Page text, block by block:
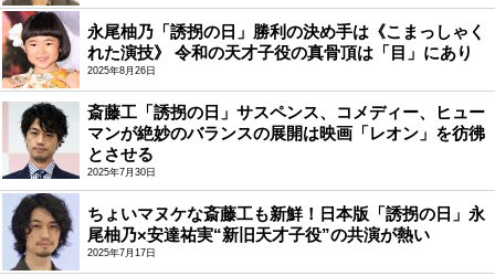
永尾柚乃「誘拐の日」勝利の決め手は《こまっしゃく
れた演技》 令和の天才子役の真骨頂は「目」にあり
2025年8月26日
斎藤工「誘拐の日」サスペンス、コメディー、ヒュー
マンが絶妙のバランスの展開は映画「レオン」を彷彿
とさせる
2025年7月30日
ちょいマヌケな斎藤工も新鮮！日本版「誘拐の日」永
尾柚乃×安達祐実“新旧天才子役”の共演が熱い
2025年7月17日